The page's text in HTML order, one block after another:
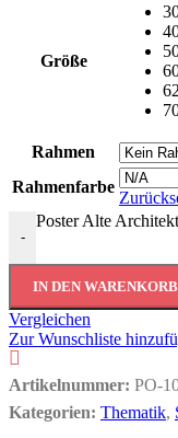
Größe
Rahmen
Rahmenfarbe
-
Poster Alte
IN DEN WARENKORB
Vergleichen
Zur Wunschliste
Artikelnummer: PO-
Kategorien: Thematik,